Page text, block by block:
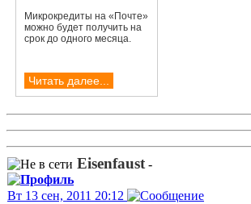
Микрокредиты на «Почте»
можно будет получить на
срок до одного месяца.
Читать далее...
Eisenfaust -
Вт 13 сен, 2011 20:12